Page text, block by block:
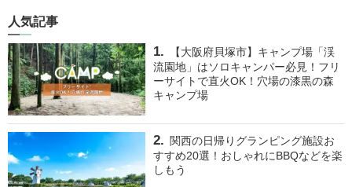
人気記事
【大阪府貝塚市】キャンプ場「渓
流園地」はソロキャンパー必見！フリ
ーサイトで直火OK！穴場の漆黒の森
キャンプ場
関西の日帰りグランピング施設お
すすめ20選！おしゃれにBBQなどを楽
しもう